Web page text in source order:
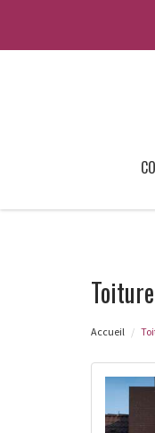
Accueil